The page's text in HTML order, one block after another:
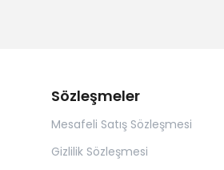
Sözleşmeler
Mesafeli Satış Sözleşmesi
Gizlilik Sözleşmesi